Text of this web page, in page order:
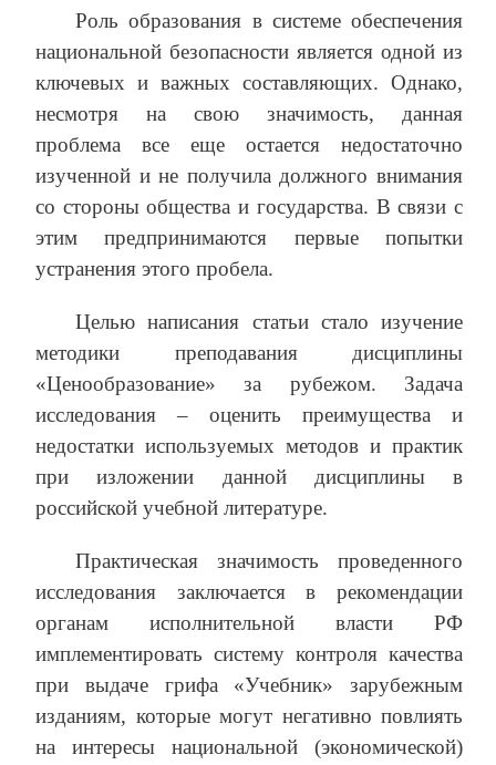
Роль образования в системе обеспечения
национальной безопасности является одной из
ключевых и важных составляющих. Однако,
несмотря на свою значимость, данная
проблема все еще остается недостаточно
изученной и не получила должного внимания
со стороны общества и государства. В связи с
этим предпринимаются первые попытки
устранения этого пробела.
Целью написания статьи стало изучение
методики преподавания дисциплины
«Ценообразование» за рубежом. Задача
исследования – оценить преимущества и
недостатки используемых методов и практик
при изложении данной дисциплины в
российской учебной литературе.
Практическая значимость проведенного
исследования заключается в рекомендации
органам исполнительной власти РФ
имплементировать систему контроля качества
при выдаче грифа «Учебник» зарубежным
изданиям, которые могут негативно повлиять
на интересы национальной (экономической)